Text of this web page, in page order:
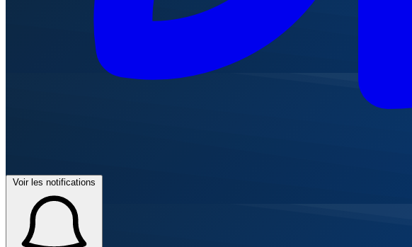
Voir les notifications